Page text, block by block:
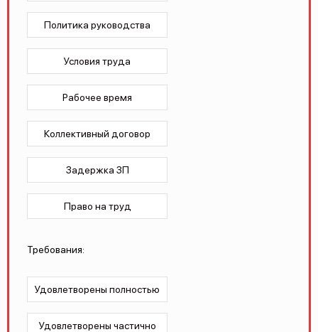
Политика руководства
Условия труда
Рабочее время
Коллективный договор
Задержка ЗП
Право на труд
Требования:
Удовлетворены полностью
Удовлетворены частично